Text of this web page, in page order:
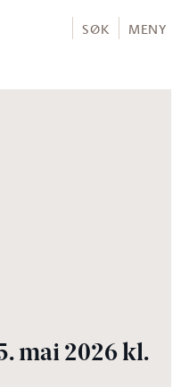
SØK MENY
mai 2026 kl.